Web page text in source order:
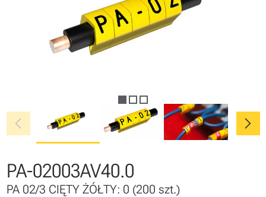
chevron_left chevron_right
PA-02003AV40.0
PA 02/3 CIĘTY ŻÓŁTY: 0 (200 szt.)